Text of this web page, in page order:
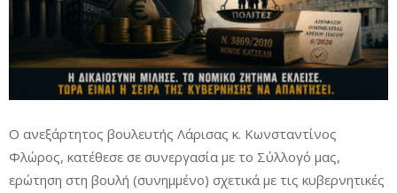
Ο ανεξάρτητος βουλευτής Λάρισας κ. Κωνσταντίνος
Φλώρος, κατέθεσε σε συνεργασία με το Σύλλογό μας,
ερώτηση στη βουλή (συνημμένο) σχετικά με τις κυβερνητικές